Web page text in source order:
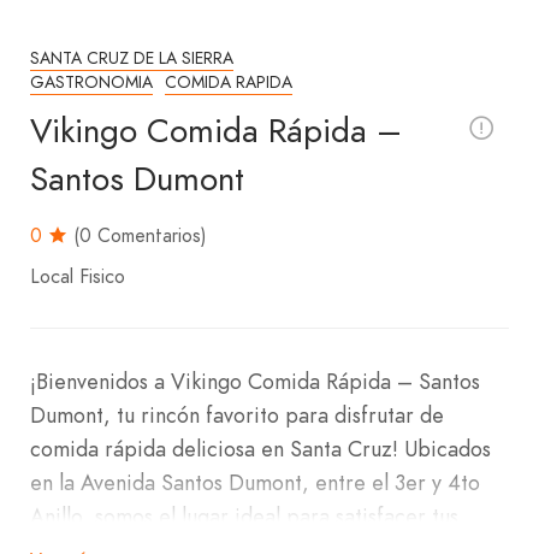
SANTA CRUZ DE LA SIERRA
GASTRONOMIA COMIDA RAPIDA
Vikingo Comida Rápida –
Santos Dumont
0
(0 Comentarios)
Local Fisico
¡Bienvenidos a Vikingo Comida Rápida – Santos
Dumont, tu rincón favorito para disfrutar de
comida rápida deliciosa en Santa Cruz! Ubicados
en la Avenida Santos Dumont, entre el 3er y 4to
Anillo, somos el lugar ideal para satisfacer tus